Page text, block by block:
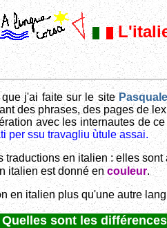
que j'ai faite sur le site
des phrases, des pages de
avec les internautes de
per ssu travagliu ùtule assai.
traductions en italien : elles
italien est donné encouleur.
en italien plus qu'une autre
Quelles sont les